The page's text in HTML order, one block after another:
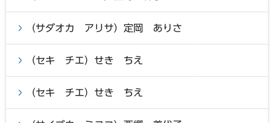
（サダオカ アリサ）定岡 ありさ
（セキ チエ）せき ちえ
（セキ チエ）せき ちえ